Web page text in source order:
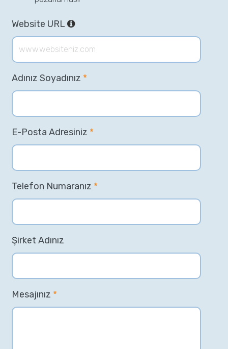
Website URL
Adınız Soyadınız *
E-Posta Adresiniz *
Telefon Numaranız *
Şirket Adınız
Mesajınız *